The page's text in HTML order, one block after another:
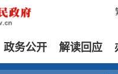
政务公开 解读回应